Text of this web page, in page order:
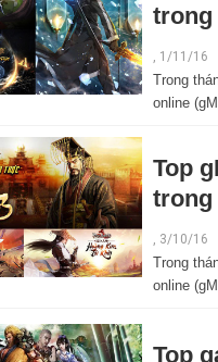
trong
, 1/11/16
Trong
online
Top
trong
, 3/10/16
Trong
online
Top